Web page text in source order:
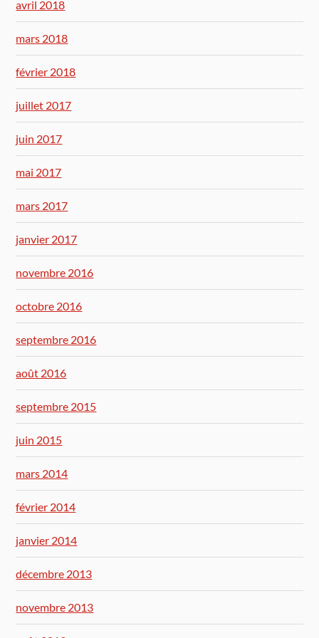
avril 2018
mars 2018
février 2018
juillet 2017
juin 2017
mai 2017
mars 2017
janvier 2017
novembre 2016
octobre 2016
septembre 2016
août 2016
septembre 2015
juin 2015
mars 2014
février 2014
janvier 2014
décembre 2013
novembre 2013